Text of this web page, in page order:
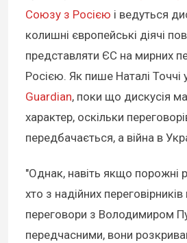
Союзу з Росією і ведуться
колишні європейські діячі
представляти ЄС на мирних
Росією. Як пише Наталі Точчі
Guardian, поки що дискусія
характер, оскільки
передбачається, а війна в
"Однак, навіть якщо порожні
хто з надійних переговірників
переговори з Володимиром
передчасними, вони